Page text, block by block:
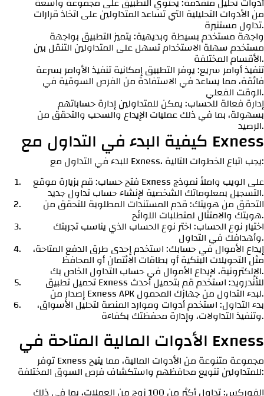
من الأدوات التحليلية التي تساعد المتداولين على اتخاذ قرارات
تداول مستنيرة.
واجهة مستخدم بسيطة وبديهية: يتميز التطبيق بواجهة
مستخدم سهلة الاستخدام تسهل على المتداولين التنقل بين
الأقسام المختلفة.
تنفيذ أوامر سريع: يوفر التطبيق إمكانية تنفيذ الأوامر بسرعة
فائقة، مما يساعد في الاستفادة من الفرص السوقية في
الوقت الفعلي.
إدارة فعالة للحساب: يمكن للمتداولين إدارة حساباتهم
بسهولة، بما في ذلك عمليات الإيداع والسحب والتحقق من
الرصيد.
كيفية البدء في التداول مع Exness
للبدء في التداول مع Exness، يجب اتباع الخطوات التالية:
فتح حساب: قم بزيارة موقع Exness على الويب واملأ نموذج
التسجيل بمعلوماتك الشخصية لإنشاء حساب تداول جديد.
التحقق من هويتك: قدم المستندات المطلوبة للتحقق من
هويتك والامتثال لمتطلبات اللوائح.
اختيار نوع الحساب: اختر نوع الحساب الذي يناسب تجربتك
وأهدافك في التداول.
إيداع الأموال في حسابك: استخدم إحدى طرق الدفع المتاحة،
مثل التحويلات البنكية أو بطاقات الائتمان أو المحافظ
الإلكترونية، لإيداع الأموال في حساب التداول الخاص بك.
تحميل تطبيق Exness للأندرويد: استخدم قم بتحميل أحدث
إصدار من Exness APK لبدء التداول من جهازك المحمول.
بدء التداول: استخدم أدوات وموارد المنصة لتحليل الأسواق،
وتنفيذ التداولات، وإدارة محفظتك بكفاءة.
الأدوات المالية المتاحة في Exness
توفر Exness مجموعة متنوعة من الأدوات المالية، مما يتيح
للمتداولين تنويع محافظهم واستكشاف فرص السوق المختلفة:
الفوركس: تداول أكثر من 100 زوج من العملات، بما في ذلك